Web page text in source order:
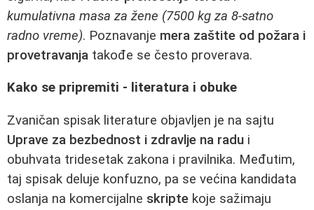
kumulativna masa za žene (7500 kg za 8‑satno
radno vreme). Poznavanje mera zaštite od požara i
provetravanja takođe se često proverava.
Kako se pripremiti - literatura i obuke
Zvaničan spisak literature objavljen je na sajtu
Uprave za bezbednost i zdravlje na radu i
obuhvata tridesetak zakona i pravilnika. Međutim,
taj spisak deluje konfuzno, pa se većina kandidata
oslanja na komercijalne skripte koje sažimaju